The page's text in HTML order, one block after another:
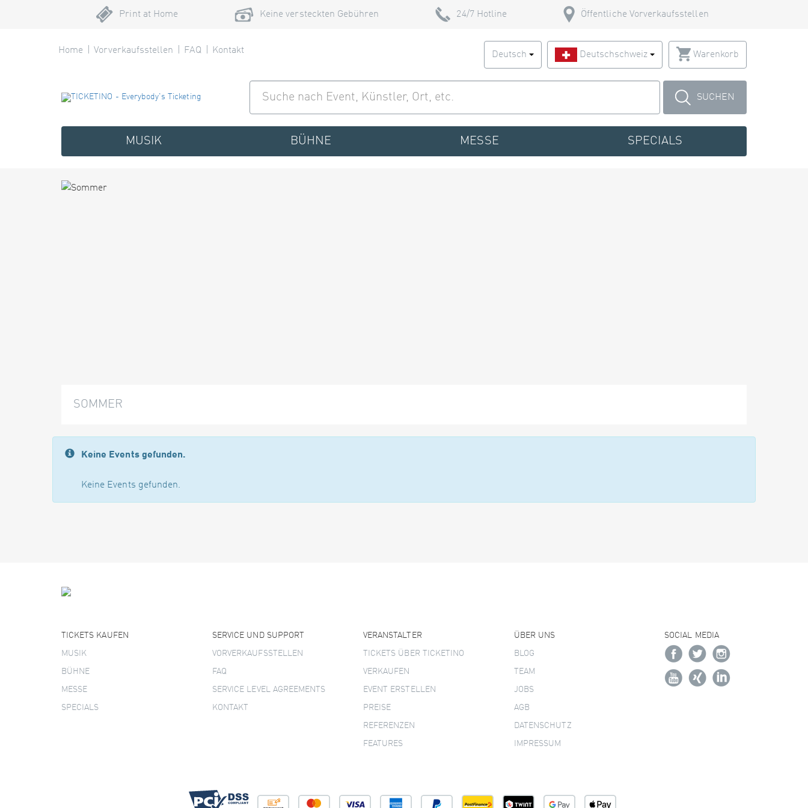
Print at Home Keine versteckten Gebühren 24/7 Hotline Öffentliche Vorverkaufsstellen
Home Vorverkaufsstellen FAQ Kontakt Deutsch Deutschschweiz Warenkorb
SUCHEN
MUSIK BÜHNE MESSE SPECIALS
SOMMER
Keine Events gefunden.
Keine Events gefunden.
TICKETS KAUFEN
MUSIK
BÜHNE
MESSE
SPECIALS
SERVICE UND SUPPORT
VORVERKAUFSSTELLEN
FAQ
SERVICE LEVEL AGREEMENTS
KONTAKT
VERANSTALTER
TICKETS ÜBER TICKETINO
VERKAUFEN
EVENT ERSTELLEN
PREISE
REFERENZEN
FEATURES
ÜBER UNS
BLOG
TEAM
JOBS
AGB
DATENSCHUTZ
IMPRESSUM
SOCIAL MEDIA